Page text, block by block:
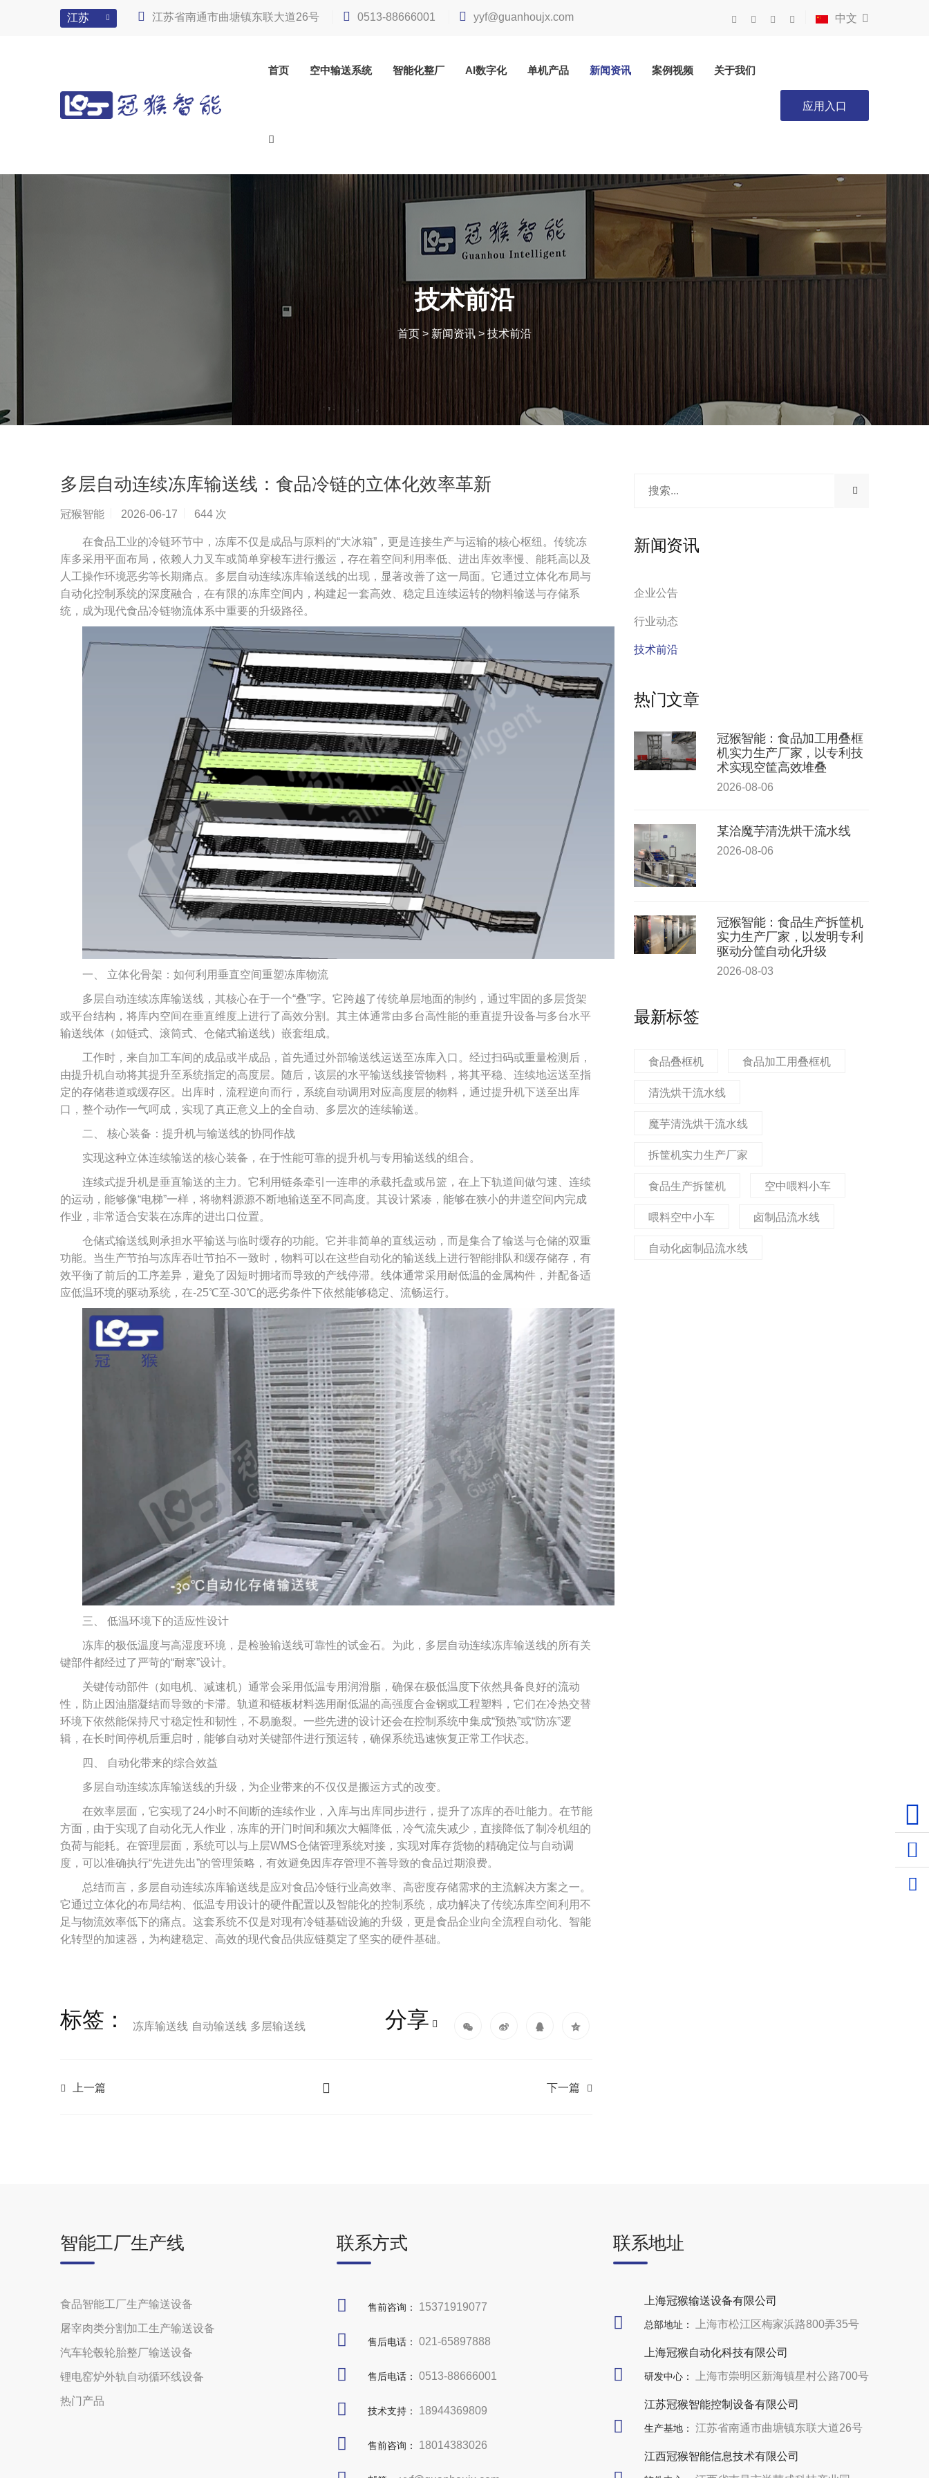
江苏 江苏省南通市曲塘镇东联大道26号 0513-88666001 yyf@guanhoujx.com 中文
首页 空中输送系统 智能化整厂 AI数字化 单机产品 新闻资讯 案例视频 关于我们
应用入口
技术前沿
首页 > 新闻资讯 > 技术前沿
多层自动连续冻库输送线：食品冷链的立体化效率革新
冠猴智能 2026-06-17 644 次
在食品工业的冷链环节中，冻库不仅是成品与原料的“大冰箱”，更是连接生产与运输的核心枢纽。传统冻
库多采用平面布局，依赖人力叉车或简单穿梭车进行搬运，存在着空间利用率低、进出库效率慢、能耗高以及
人工操作环境恶劣等长期痛点。多层自动连续冻库输送线的出现，显著改善了这一局面。它通过立体化布局与
自动化控制系统的深度融合，在有限的冻库空间内，构建起一套高效、稳定且连续运转的物料输送与存储系
统，成为现代食品冷链物流体系中重要的升级路径。
一、 立体化骨架：如何利用垂直空间重塑冻库物流
多层自动连续冻库输送线，其核心在于一个“叠”字。它跨越了传统单层地面的制约，通过牢固的多层货架
或平台结构，将库内空间在垂直维度上进行了高效分割。其主体通常由多台高性能的垂直提升设备与多台水平
输送线体（如链式、滚筒式、仓储式输送线）嵌套组成。
工作时，来自加工车间的成品或半成品，首先通过外部输送线运送至冻库入口。经过扫码或重量检测后，
由提升机自动将其提升至系统指定的高度层。随后，该层的水平输送线接管物料，将其平稳、连续地运送至指
定的存储巷道或缓存区。出库时，流程逆向而行，系统自动调用对应高度层的物料，通过提升机下送至出库
口，整个动作一气呵成，实现了真正意义上的全自动、多层次的连续输送。
二、 核心装备：提升机与输送线的协同作战
实现这种立体连续输送的核心装备，在于性能可靠的提升机与专用输送线的组合。
连续式提升机是垂直输送的主力。它利用链条牵引一连串的承载托盘或吊篮，在上下轨道间做匀速、连续
的运动，能够像“电梯”一样，将物料源源不断地输送至不同高度。其设计紧凑，能够在狭小的井道空间内完成
作业，非常适合安装在冻库的进出口位置。
仓储式输送线则承担水平输送与临时缓存的功能。它并非简单的直线运动，而是集合了输送与仓储的双重
功能。当生产节拍与冻库吞吐节拍不一致时，物料可以在这些自动化的输送线上进行智能排队和缓存储存，有
效平衡了前后的工序差异，避免了因短时拥堵而导致的产线停滞。线体通常采用耐低温的金属构件，并配备适
应低温环境的驱动系统，在-25℃至-30℃的恶劣条件下依然能够稳定、流畅运行。
三、 低温环境下的适应性设计
冻库的极低温度与高湿度环境，是检验输送线可靠性的试金石。为此，多层自动连续冻库输送线的所有关
键部件都经过了严苛的“耐寒”设计。
关键传动部件（如电机、减速机）通常会采用低温专用润滑脂，确保在极低温度下依然具备良好的流动
性，防止因油脂凝结而导致的卡滞。轨道和链板材料选用耐低温的高强度合金钢或工程塑料，它们在冷热交替
环境下依然能保持尺寸稳定性和韧性，不易脆裂。一些先进的设计还会在控制系统中集成“预热”或“防冻”逻
辑，在长时间停机后重启时，能够自动对关键部件进行预运转，确保系统迅速恢复正常工作状态。
四、 自动化带来的综合效益
多层自动连续冻库输送线的升级，为企业带来的不仅仅是搬运方式的改变。
在效率层面，它实现了24小时不间断的连续作业，入库与出库同步进行，提升了冻库的吞吐能力。在节能
方面，由于实现了自动化无人作业，冻库的开门时间和频次大幅降低，冷气流失减少，直接降低了制冷机组的
负荷与能耗。在管理层面，系统可以与上层WMS仓储管理系统对接，实现对库存货物的精确定位与自动调
度，可以准确执行“先进先出”的管理策略，有效避免因库存管理不善导致的食品过期浪费。
总结而言，多层自动连续冻库输送线是应对食品冷链行业高效率、高密度存储需求的主流解决方案之一。
它通过立体化的布局结构、低温专用设计的硬件配置以及智能化的控制系统，成功解决了传统冻库空间利用不
足与物流效率低下的痛点。这套系统不仅是对现有冷链基础设施的升级，更是食品企业向全流程自动化、智能
化转型的加速器，为构建稳定、高效的现代食品供应链奠定了坚实的硬件基础。
标签： 冻库输送线 自动输送线 多层输送线 分享
上一篇 下一篇
新闻资讯
企业公告
行业动态
技术前沿
热门文章
冠猴智能：食品加工用叠框
机实力生产厂家，以专利技
术实现空筐高效堆叠
2026-08-06
某洽魔芋清洗烘干流水线
2026-08-06
冠猴智能：食品生产拆筐机
实力生产厂家，以发明专利
驱动分筐自动化升级
2026-08-03
最新标签
食品叠框机 食品加工用叠框机
清洗烘干流水线
魔芋清洗烘干流水线
拆筐机实力生产厂家
食品生产拆筐机 空中喂料小车
喂料空中小车 卤制品流水线
自动化卤制品流水线
智能工厂生产线
食品智能工厂生产输送设备
屠宰肉类分割加工生产输送设备
汽车轮毂轮胎整厂输送设备
锂电窑炉外轨自动循环线设备
热门产品
联系方式
售前咨询： 15371919077
售后电话： 021-65897888
售后电话： 0513-88666001
技术支持： 18944369809
售前咨询： 18014383026
联系地址
上海冠猴输送设备有限公司
总部地址： 上海市松江区梅家浜路800弄35号
上海冠猴自动化科技有限公司
研发中心： 上海市崇明区新海镇星村公路700号
江苏冠猴智能控制设备有限公司
生产基地： 江苏省南通市曲塘镇东联大道26号
江西冠猴智能信息技术有限公司